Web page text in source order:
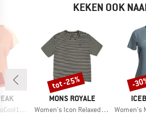
KEKEN OOK
T-Shirt
MERK
MONS ROYALE
Artikel
Women's Icon Relaxed Tee
Korting
tot -25%
Artikel
Women's Merino
-